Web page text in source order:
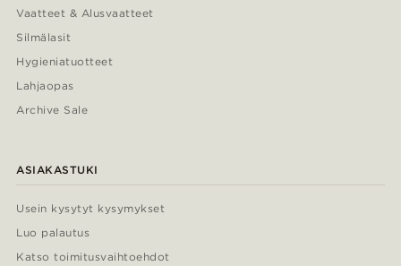
Vaatteet & Alusvaatteet
Silmälasit
Hygieniatuotteet
Lahjaopas
Archive Sale
ASIAKASTUKI
Usein kysytyt kysymykset
Luo palautus
Katso toimitusvaihtoehdot